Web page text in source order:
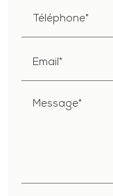
Téléphone*
Email*
Message*